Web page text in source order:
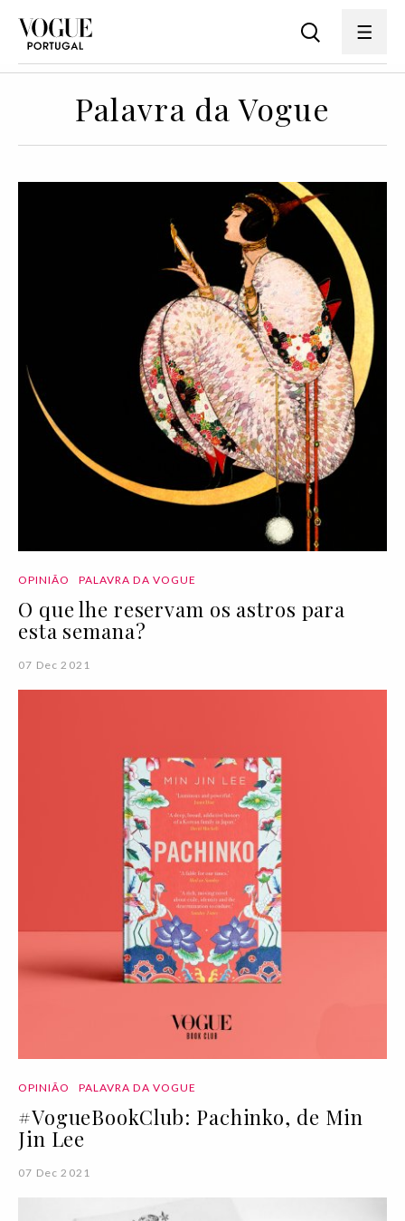
Palavra da Vogue
OPINIÃO PALAVRA DA VOGUE
O que lhe reservam os astros para
esta semana?
07 Dec 2021
OPINIÃO PALAVRA DA VOGUE
#VogueBookClub: Pachinko, de Min
Jin Lee
07 Dec 2021